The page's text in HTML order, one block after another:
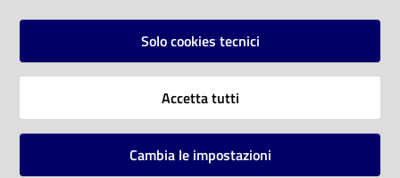
Vai alla pagina
Solo cookies tecnici
Accetta tutti
Cambia le impostazioni